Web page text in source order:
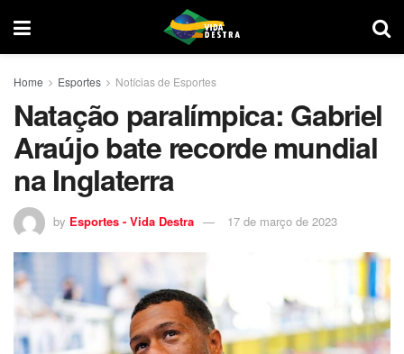
Home Esportes Notícias de Esportes
Natação paralímpica: Gabriel
Araújo bate recorde mundial
na Inglaterra
by Esportes - Vida Destra 17 de março de 2023